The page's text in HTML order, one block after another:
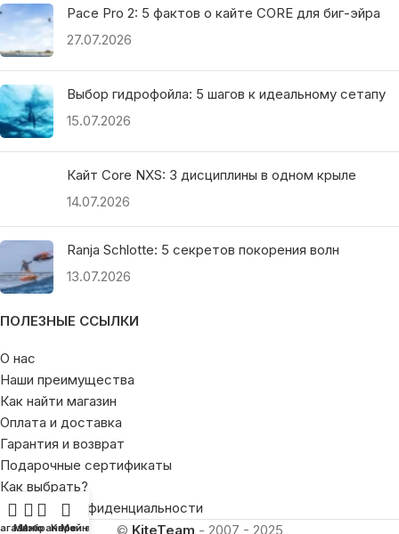
Pace Pro 2: 5 фактов о кайте CORE для биг-эйра
27.07.2026
Выбор гидрофойла: 5 шагов к идеальному сетапу
15.07.2026
Кайт Core NXS: 3 дисциплины в одном крыле
14.07.2026
Ranja Schlotte: 5 секретов покорения волн
13.07.2026
ПОЛЕЗНЫЕ ССЫЛКИ
О нас
Наши преимущества
Как найти магазин
Оплата и доставка
Гарантия и возврат
Подарочные сертификаты
Как выбрать?
Политика конфиденциальности
© KiteTeam - 2007 - 2025
Меню
Избранное
Корзина
Мой аккаунт